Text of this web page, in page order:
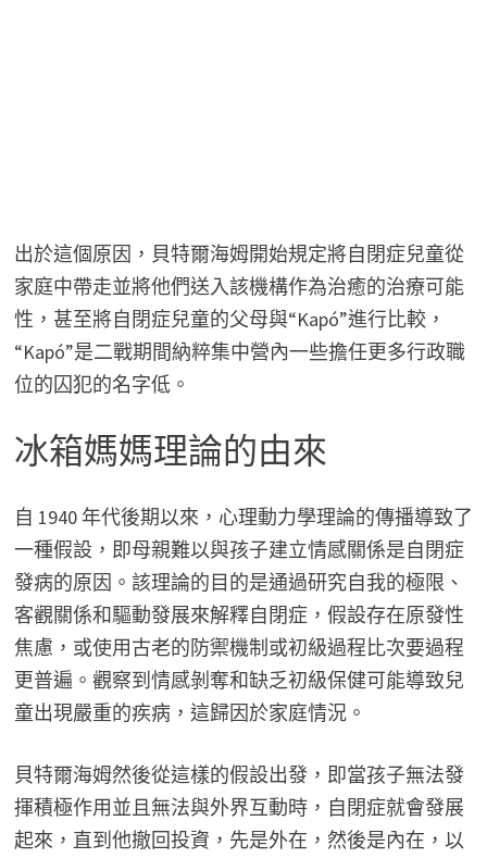
出於這個原因，貝特爾海姆開始規定將自閉症兒童從
家庭中帶走並將他們送入該機構作為治癒的治療可能
性，甚至將自閉症兒童的父母與“Kapó”進行比較，
“Kapó”是二戰期間納粹集中營內一些擔任更多行政職
位的囚犯的名字低。
冰箱媽媽理論的由來
自 1940 年代後期以來，心理動力學理論的傳播導致了
一種假設，即母親難以與孩子建立情感關係是自閉症
發病的原因。該理論的目的是通過研究自我的極限、
客觀關係和驅動發展來解釋自閉症，假設存在原發性
焦慮，或使用古老的防禦機制或初級過程比次要過程
更普遍。觀察到情感剝奪和缺乏初級保健可能導致兒
童出現嚴重的疾病，這歸因於家庭情況。
貝特爾海姆然後從這樣的假設出發，即當孩子無法發
揮積極作用並且無法與外界互動時，自閉症就會發展
起來，直到他撤回投資，先是外在，然後是內在，以